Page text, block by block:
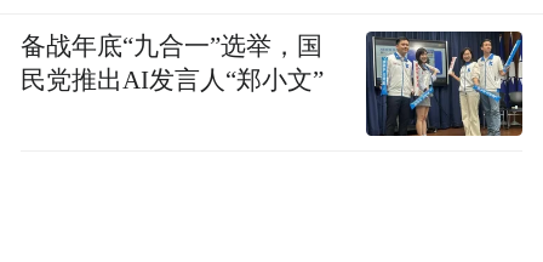
备战年底“九合一”选举，国
民党推出AI发言人“郑小文”